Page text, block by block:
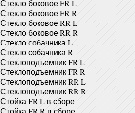
Стекло боковое FR L
Стекло боковое FR R
Стекло боковое RR L
Стекло боковое RR R
Стекло собачника L
Стекло собачника R
Стеклоподъемник FR L
Стеклоподъемник FR R
Стеклоподъемник RR L
Стеклоподъемник RR R
Стойка FR L в сборе
Стойка FR R в сборе